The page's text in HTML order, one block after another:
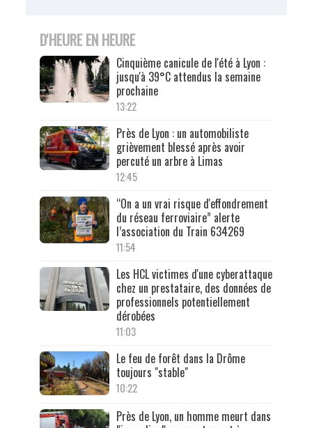
D'HEURE EN HEURE
Cinquième canicule de l'été à Lyon :
jusqu'à 39°C attendus la semaine
prochaine
13:22
Près de Lyon : un automobiliste
grièvement blessé après avoir
percuté un arbre à Limas
12:45
“On a un vrai risque d'effondrement
du réseau ferroviaire” alerte
l’association du Train 634269
11:54
Les HCL victimes d'une cyberattaque
chez un prestataire, des données de
professionnels potentiellement
dérobées
11:03
Le feu de forêt dans la Drôme
toujours "stable"
10:22
Près de Lyon, un homme meurt dans